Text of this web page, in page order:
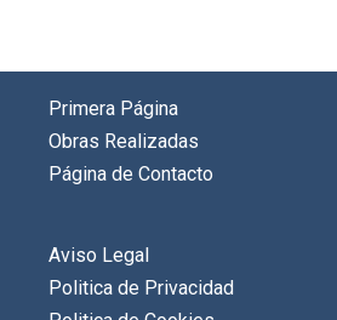
Primera Página
Obras Realizadas
Página de Contacto
Aviso Legal
Politica de Privacidad